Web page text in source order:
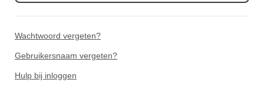
Wachtwoord vergeten?
Gebruikersnaam vergeten?
Hulp bij inloggen